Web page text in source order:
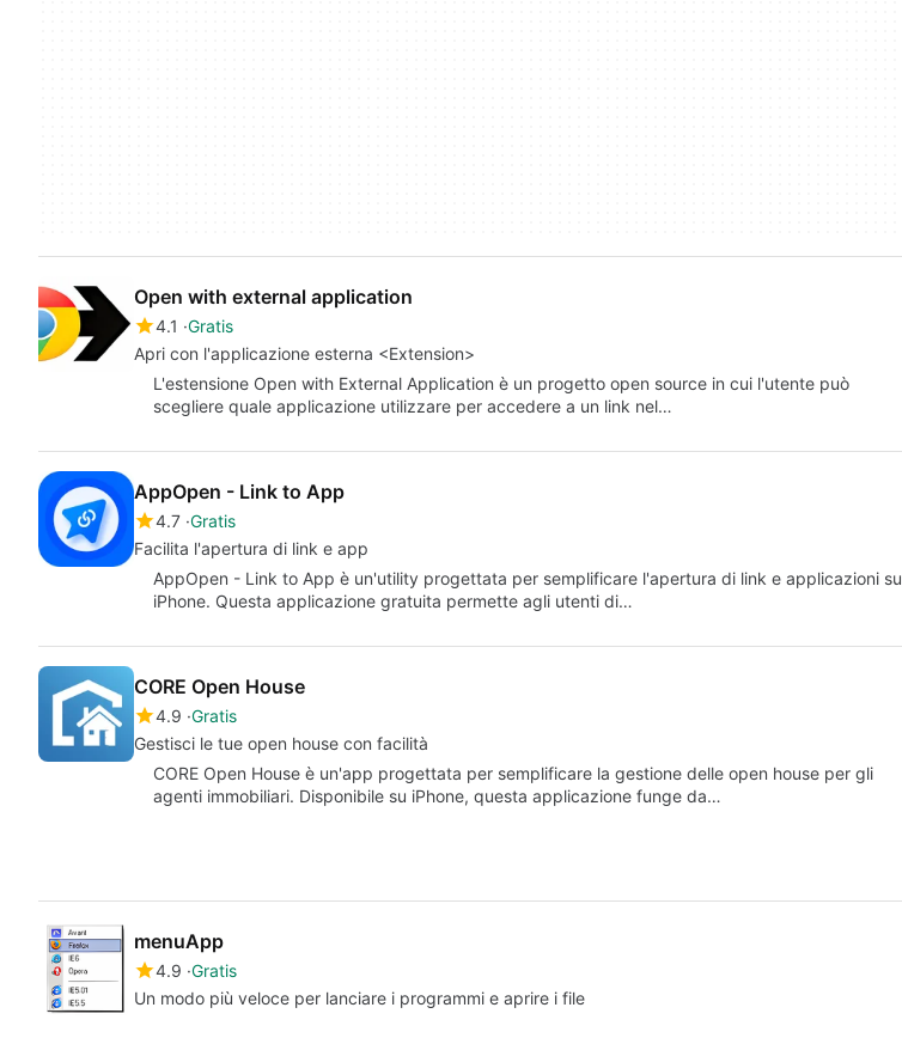
Open with external application
4.1 Gratis
Apri con l'applicazione esterna <Extension>
L'estensione Open with External Application è un progetto open source in cui l'utente può
scegliere quale applicazione utilizzare per accedere a un link nel…
AppOpen - Link to App
4.7 Gratis
Facilita l'apertura di link e app
AppOpen - Link to App è un'utility progettata per semplificare l'apertura di link e applicazioni su
iPhone. Questa applicazione gratuita permette agli utenti di…
CORE Open House
4.9 Gratis
Gestisci le tue open house con facilità
CORE Open House è un'app progettata per semplificare la gestione delle open house per gli
agenti immobiliari. Disponibile su iPhone, questa applicazione funge da…
menuApp
4.9 Gratis
Un modo più veloce per lanciare i programmi e aprire i file